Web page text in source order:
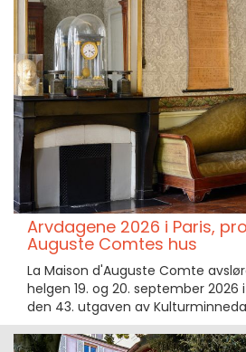
Arvdagene 2026 i Paris,
Auguste Comtes hus
La Maison d'Auguste Comte
helgen 19. og 20. september 2026
den 43. utgaven av